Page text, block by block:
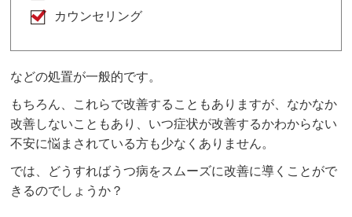
カウンセリング
などの処置が一般的です。
もちろん、これらで改善することもありますが、なかなか
改善しないこともあり、いつ症状が改善するかわからない
不安に悩まされている方も少なくありません。
では、どうすればうつ病をスムーズに改善に導くことがで
きるのでしょうか？